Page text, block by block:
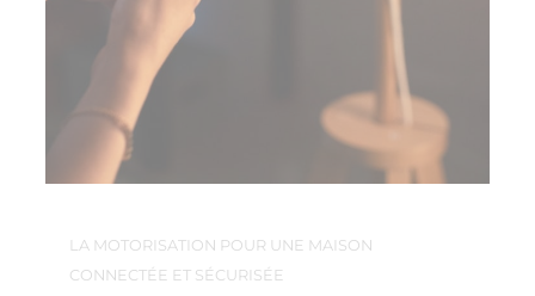
LA MOTORISATION POUR UNE MAISON
CONNECTÉE ET SÉCURISÉE